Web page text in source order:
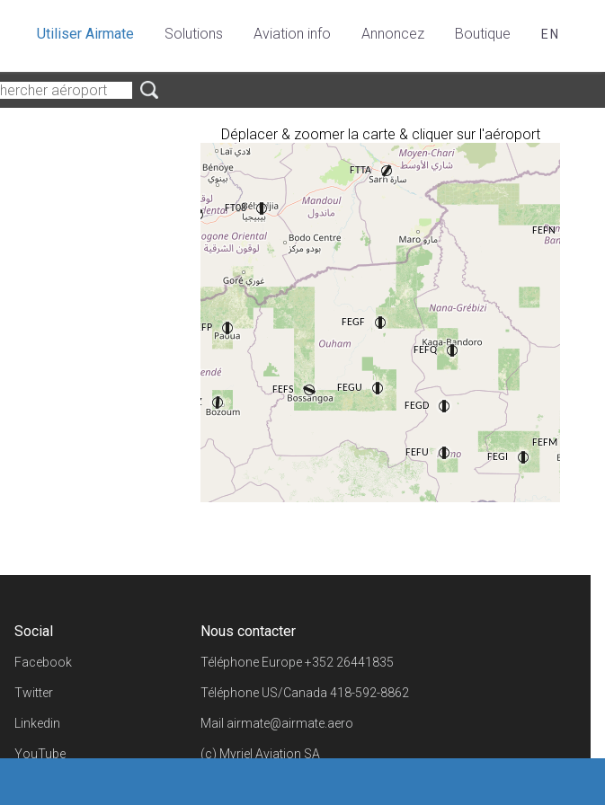
Utiliser Airmate Solutions Aviation info Annoncez Boutique EN
Déplacer & zoomer la carte & cliquer sur l'aéroport
©OpenStreetMapcontributors.
Social
Facebook
Twitter
Linkedin
YouTube
Nous contacter
Téléphone Europe+352 26441835
Téléphone US/Canada 418-592-8862
Mail airmate@airmate.aero
(c) Myriel Aviation SA